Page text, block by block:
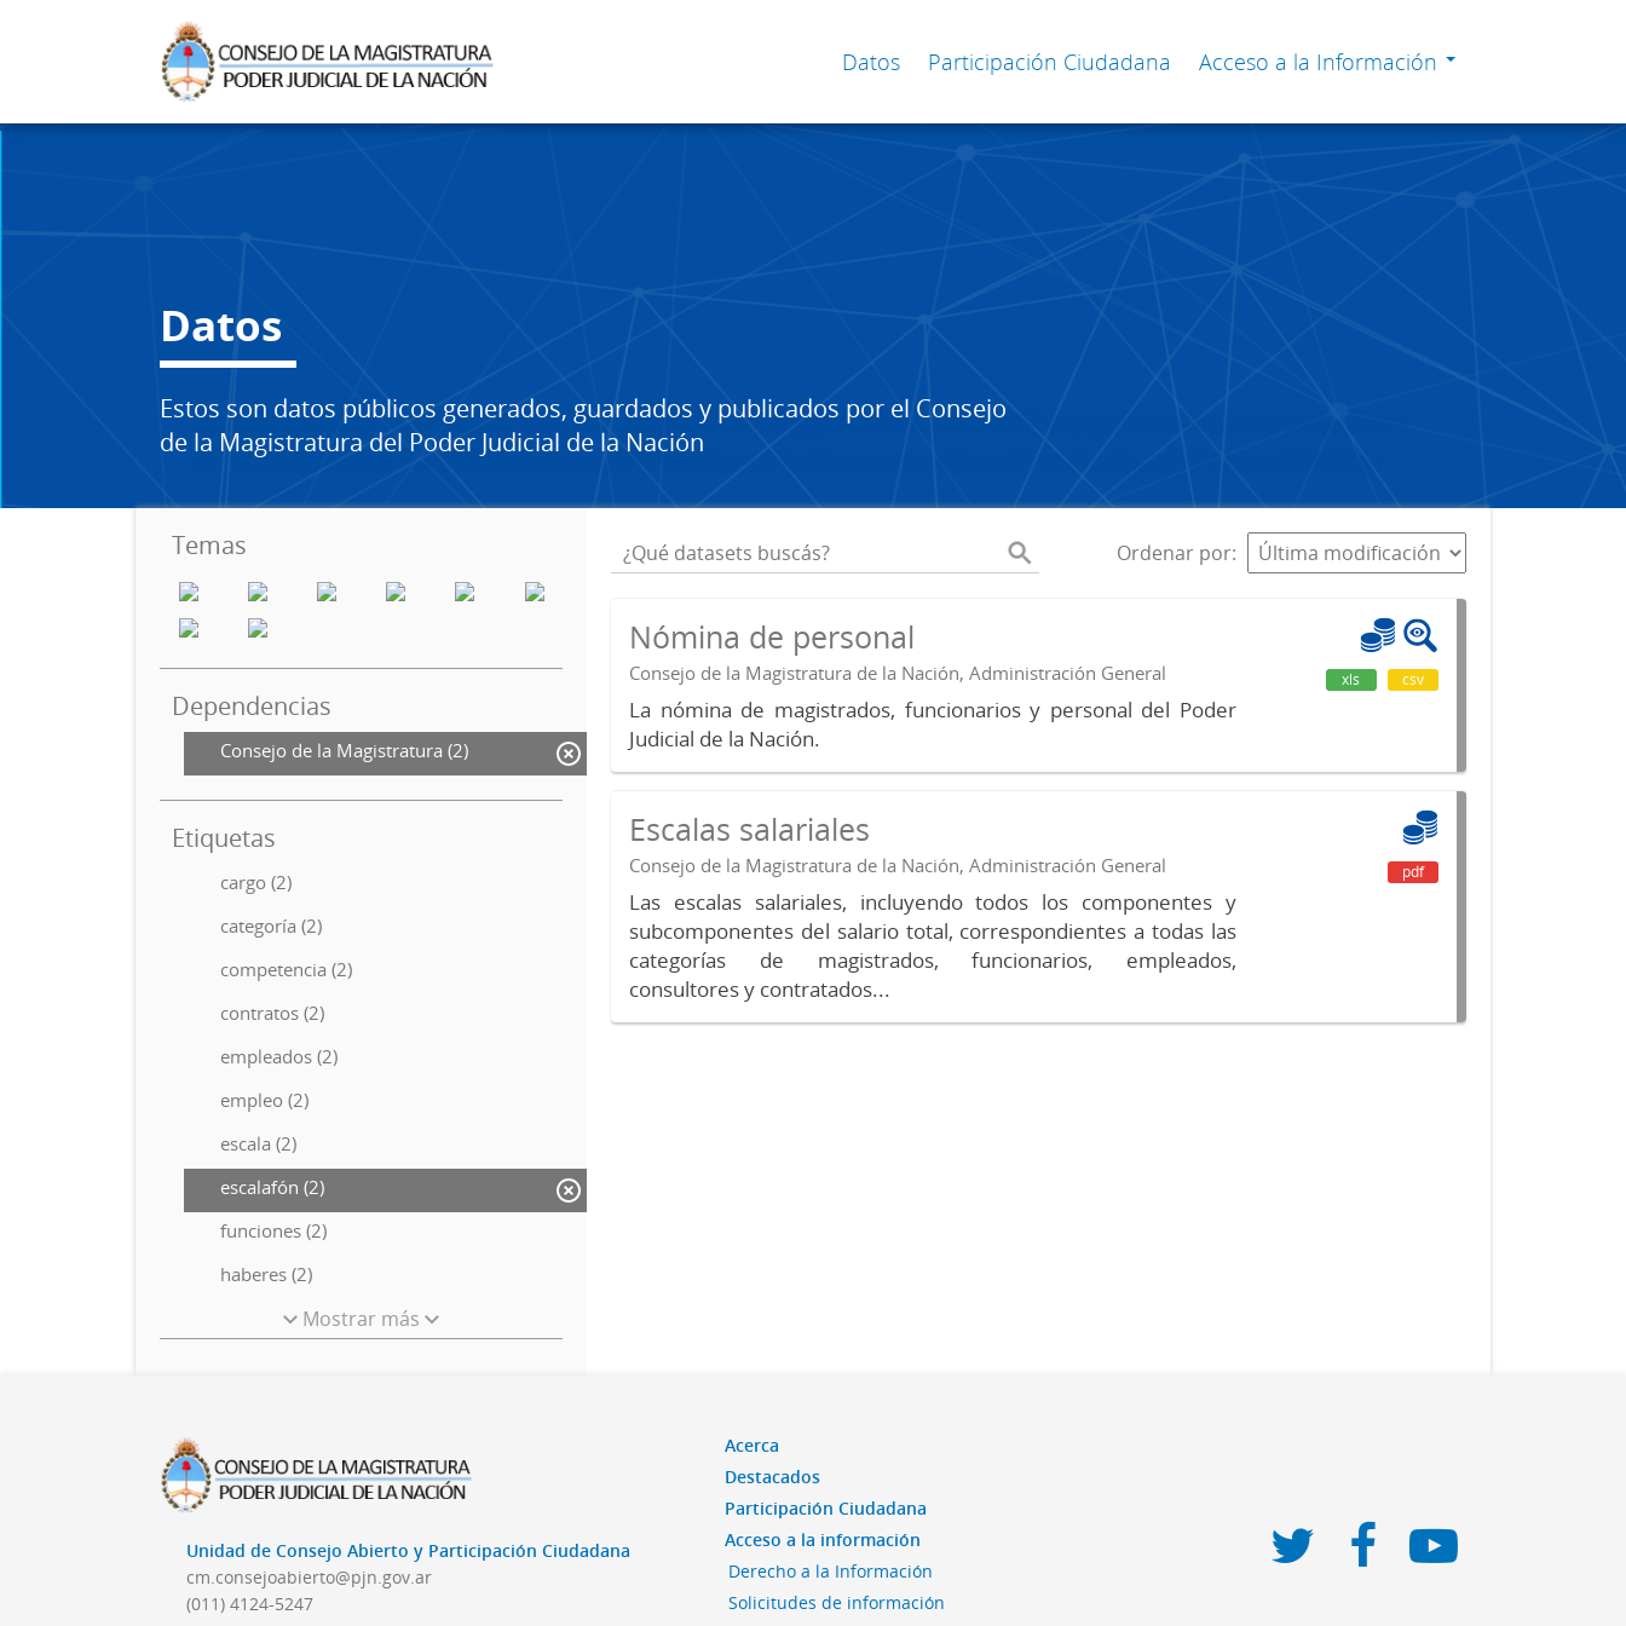
Datos Participación Ciudadana Acceso a la Información
Datos
Estos son datos públicos generados, guardados y publicados por el Consejo
de la Magistratura del Poder Judicial de la Nación
Temas
Dependencias
Consejo de la Magistratura (2)
Etiquetas
cargo (2)
categoría (2)
competencia (2)
contratos (2)
empleados (2)
empleo (2)
escala (2)
escalafón (2)
funciones (2)
haberes (2)
Mostrar más
Ordenar por
Nómina de personal
Consejo de la Magistratura de la Nación, Administración General
La nómina de magistrados, funcionarios y personal del Poder
Judicial de la Nación.
xls csv
Escalas salariales
Consejo de la Magistratura de la Nación, Administración General
Las escalas salariales, incluyendo todos los componentes y
subcomponentes del salario total, correspondientes a todas las
categorías de magistrados, funcionarios, empleados,
consultores y contratados...
pdf
Unidad de Consejo Abierto y Participación Ciudadana
cm.consejoabierto@pjn.gov.ar
(011) 4124-5247
Acerca
Destacados
Participación Ciudadana
Acceso a la información
Derecho a la Información
Solicitudes de información